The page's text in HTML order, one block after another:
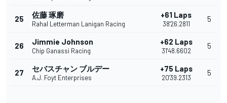
25 佐藤 琢磨
Rahal Letterman Lanigan Racing
+61 Laps
38'26.2811
5
26 Jimmie Johnson
Chip Ganassi Racing
+62 Laps
31'48.6602
5
27 セバスチャン ブルデー
A.J. Foyt Enterprises
+75 Laps
20'39.2313
5